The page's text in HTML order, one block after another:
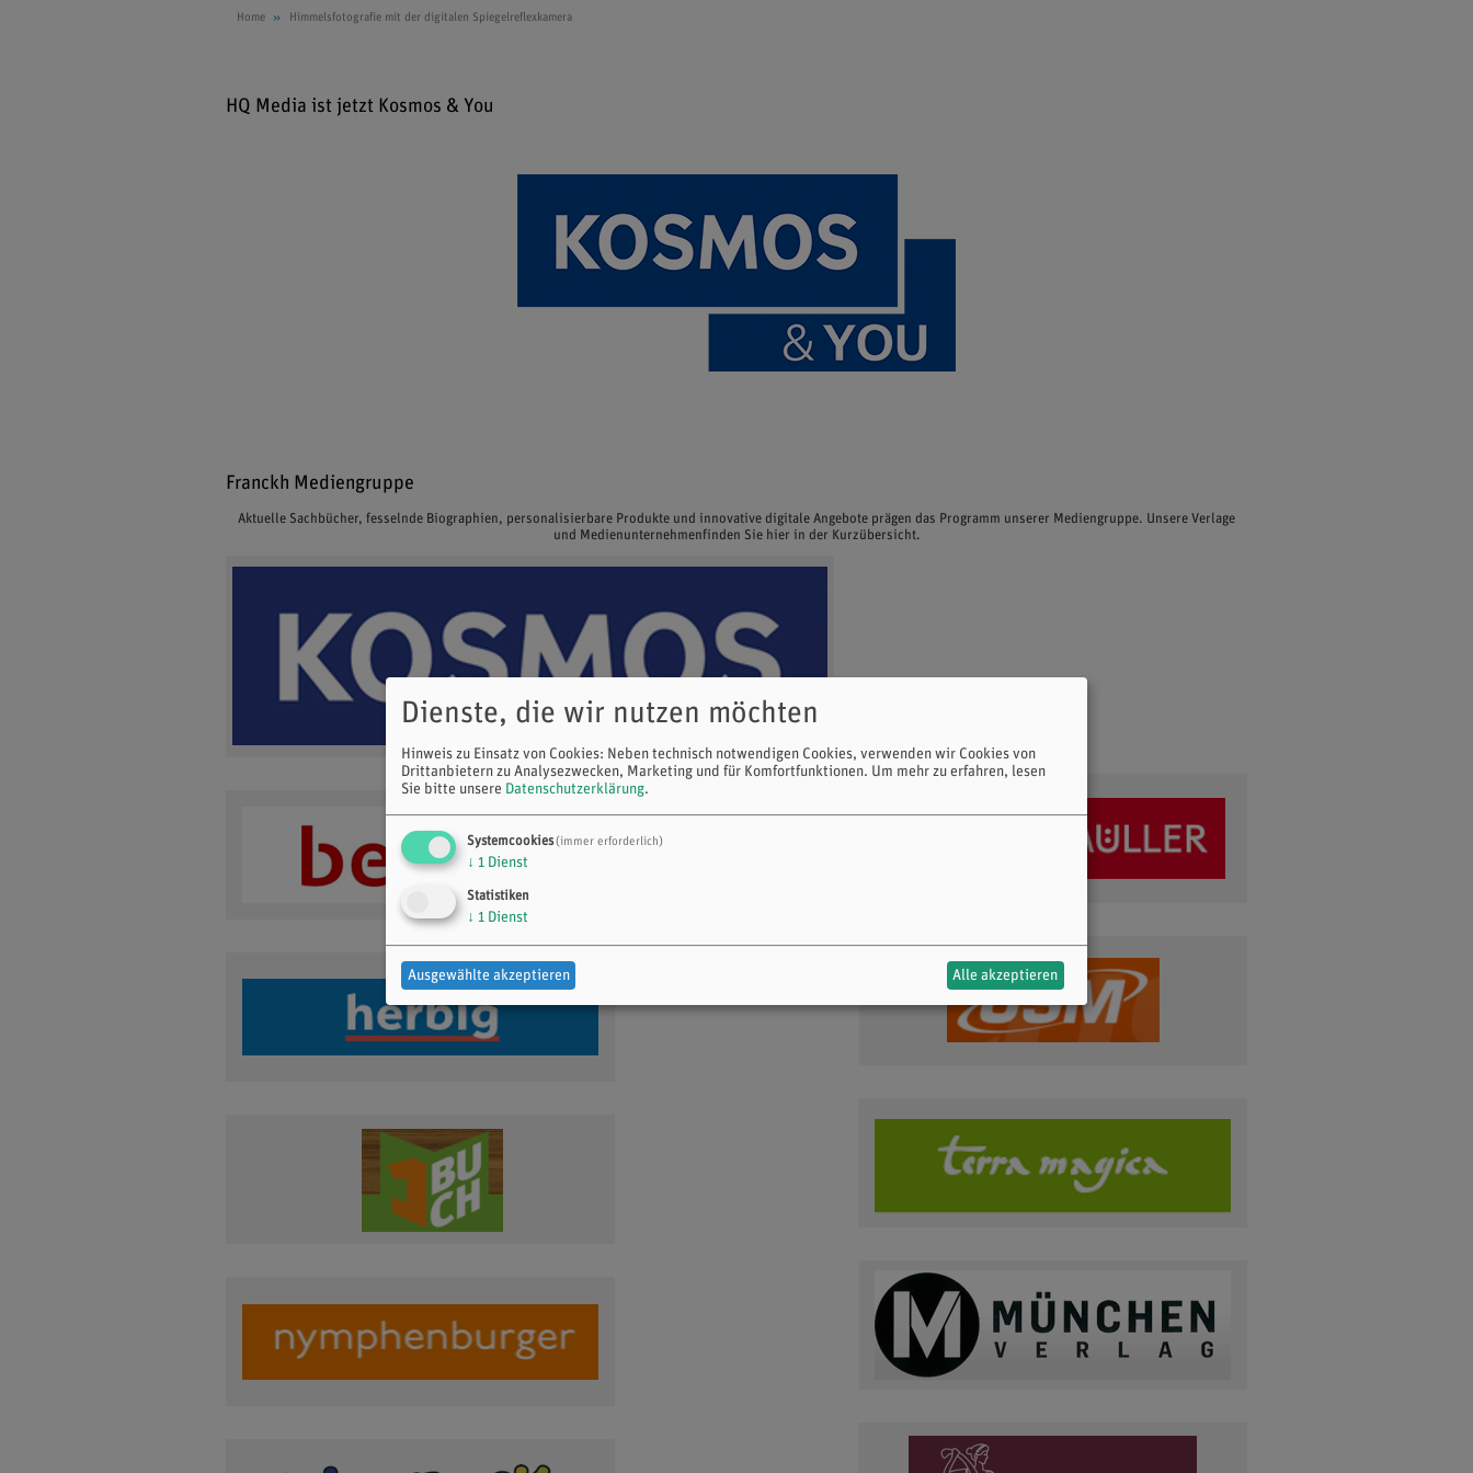
Home Himmelsfotografie mit der digitalen Spiegelreflexkamera
HQ Media ist jetzt Kosmos & You
Franckh Mediengruppe
Aktuelle Sachbücher, fesselnde Biographien, personalisierbare Produkte und innovative digitale Angebote prägen das Programm unserer Mediengruppe. Unsere Verlage
und Medienunternehmenfinden Sie hier in der Kurzübersicht.
Dienste, die wir nutzen möchten
Hinweis zu Einsatz von Cookies: Neben technisch notwendigen Cookies, verwenden wir Cookies von
Drittanbietern zu Analysezwecken, Marketing und für Komfortfunktionen. Um mehr zu erfahren, lesen
Sie bitte unsere Datenschutzerklärung.
Systemcookies(immer erforderlich)
↓ 1 Dienst
Statistiken
↓ 1 Dienst
Ausgewählte akzeptieren Alle akzeptieren